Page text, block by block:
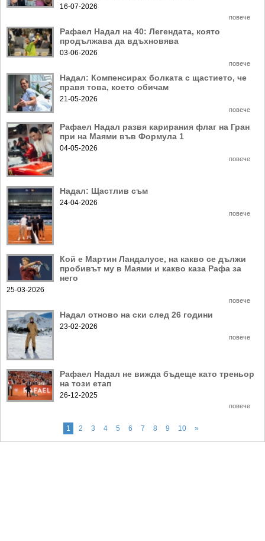
КЛУБОВЕ
БЛОГ
ВИДЕО
ЖЪЛТО
Спорт&Фитнес
Други
Любители
16-07-2026
повече
Рафаел Надал на 40: Легендата, която
продължава да вдъхновява
03-06-2026
повече
Надал: Компенсирах болката с щастието, че
правя това, което обичам
21-05-2026
повече
Рафаел Надал развя карирания флаг на Гран
при на Маями във Формула 1
04-05-2026
повече
Надал: Щастлив съм
24-04-2026
повече
Кой е Мартин Ландалусе, на какво се дължи
пробивът му в Маями и какво каза Рафа за
него
25-03-2026
повече
Надал отново на ски след 26 години
23-02-2026
повече
Рафаел Надал не вижда бъдеще като треньор
на този етап
26-12-2025
повече
1 2 3 4 5 6 7 8 9 10 »